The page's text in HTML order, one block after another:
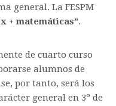
general. La FESPM
+ matemáticas”.
de cuarto curso
alumnos de
por tanto, será los
general en 3º de